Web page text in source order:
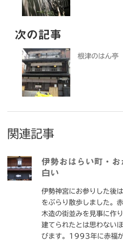
次の記事
根津のはん亭
関連記事
伊勢おはらい町・
白い
伊勢神宮にお参りした後
をぶらり散歩しました。
木造の街並みを見事に作
建てられたとは思わない
びます。1993年に赤福